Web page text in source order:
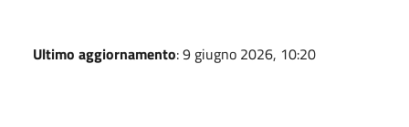
Ultimo aggiornamento: 9 giugno 2026, 10:20